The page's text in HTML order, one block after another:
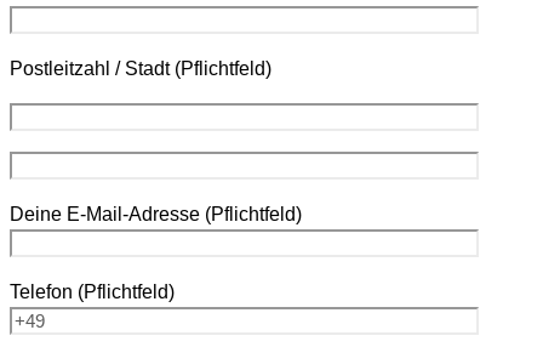
Postleitzahl / Stadt (Pflichtfeld)
Deine E-Mail-Adresse (Pflichtfeld)
Telefon (Pflichtfeld)